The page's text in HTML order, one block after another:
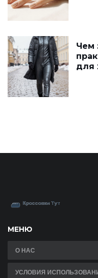
Чем
для
МЕНЮ
О НАС
УСЛОВИЯ